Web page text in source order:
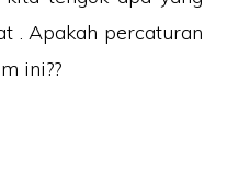
. Apakah percaturan
ini??